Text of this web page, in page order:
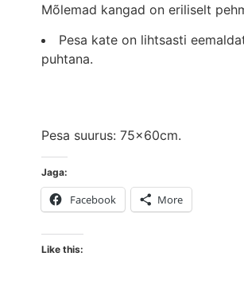
Mõlemad kangad on eriliselt
Pesa kate on lihtsasti
puhtana.
Pesa suurus: 75x60cm.
Jaga:
Facebook More
Like this: